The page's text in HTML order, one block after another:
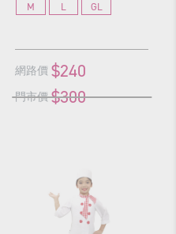
M L GL
網路價 $240
門市價 $300